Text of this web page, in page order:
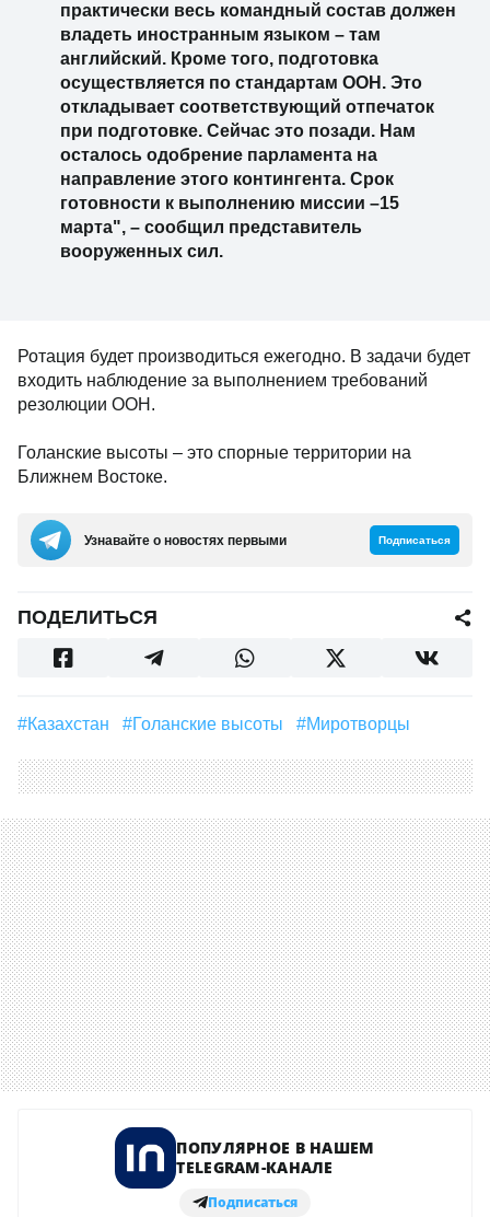
практически весь командный состав должен
владеть иностранным языком – там
английский. Кроме того, подготовка
осуществляется по стандартам ООН. Это
откладывает соответствующий отпечаток
при подготовке. Сейчас это позади. Нам
осталось одобрение парламента на
направление этого контингента. Срок
готовности к выполнению миссии –15
марта", – сообщил представитель
вооруженных сил.
Ротация будет производиться ежегодно. В задачи будет
входить наблюдение за выполнением требований
резолюции ООН.
Голанские высоты – это спорные территории на
Ближнем Востоке.
Узнавайте о новостях первыми Подписаться
ПОДЕЛИТЬСЯ
#Казахстан #Голанские высоты #Миротворцы